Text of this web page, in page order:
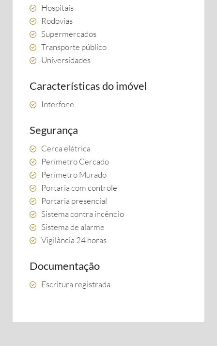
Hospitais
Rodovias
Supermercados
Transporte público
Universidades
Características do imóvel
Interfone
Segurança
Cerca elétrica
Perímetro Cercado
Perímetro Murado
Portaria com controle
Portaria presencial
Sistema contra incêndio
Sistema de alarme
Vigilância 24 horas
Documentação
Escritura registrada